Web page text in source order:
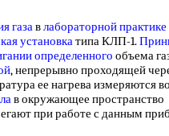
газавлабораторной практике
установкатипа КЛП-1.
определенного объема
, непрерывно проходящей
ее нагрева измеряются
в окружающее пространство
при работе с данным